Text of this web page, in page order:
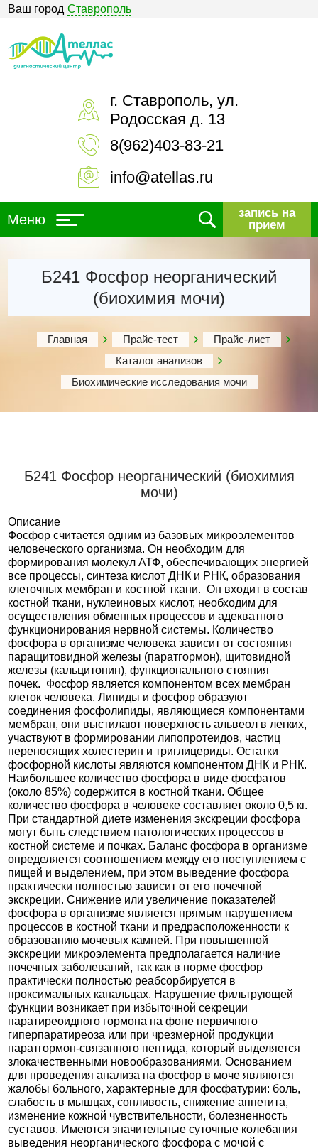
Ваш город Ставрополь
г. Ставрополь, ул.
Родосская д. 13
8(962)403-83-21
info@atellas.ru
Меню
запись на
прием
Б241 Фосфор неорганический
(биохимия мочи)
Главная Прайс-тест
Прайс-лист
Каталог анализов
Биохимические исследования мочи
Б241 Фосфор неорганический (биохимия
мочи)
Описание
Фосфор считается одним из базовых микроэлементов
человеческого организма. Он необходим для
формирования молекул АТФ, обеспечивающих энергией
все процессы, синтеза кислот ДНК и РНК, образования
клеточных мембран и костной ткани. Он входит в состав
костной ткани, нуклеиновых кислот, необходим для
осуществления обменных процессов и адекватного
функционирования нервной системы. Количество
фосфора в организме человека зависит от состояния
паращитовидной железы (паратгормон), щитовидной
железы (кальцитонин), функционального стояния
почек. Фосфор является компонентом всех мембран
клеток человека. Липиды и фосфор образуют
соединения фосфолипиды, являющиеся компонентами
мембран, они выстилают поверхность альвеол в легких,
участвуют в формировании липопротеидов, частиц
переносящих холестерин и триглицериды. Остатки
фосфорной кислоты являются компонентом ДНК и РНК.
Наибольшее количество фосфора в виде фосфатов
(около 85%) содержится в костной ткани. Общее
количество фосфора в человеке составляет около 0,5 кг.
При стандартной диете изменения экскреции фосфора
могут быть следствием патологических процессов в
костной системе и почках. Баланс фосфора в организме
определяется соотношением между его поступлением с
пищей и выделением, при этом выведение фосфора
практически полностью зависит от его почечной
экскреции. Снижение или увеличение показателей
фосфора в организме является прямым нарушением
процессов в костной ткани и предрасположенности к
образованию мочевых камней. При повышенной
экскреции микроэлемента предполагается наличие
почечных заболеваний, так как в норме фосфор
практически полностью реабсорбируется в
проксимальных канальцах. Нарушение фильтрующей
функции возникает при избыточной секреции
паратиреоидного гормона на фоне первичного
гиперпаратиреоза или при чрезмерной продукции
паратгормон-связанного пептида, который выделяется
злокачественными новообразованиями. Основанием
для проведения анализа на фосфор в моче являются
жалобы больного, характерные для фосфатурии: боль,
слабость в мышцах, сонливость, снижение аппетита,
изменение кожной чувствительности, болезненность
суставов. Имеются значительные суточные колебания
выведения неорганического фосфора с мочой с